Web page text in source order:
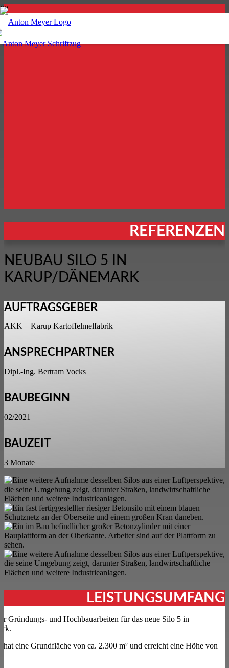
REFERENZEN
NEUBAU SILO 5 IN
KARUP/DÄNEMARK
AUFTRAGSGEBER
AKK – Karup Kartoffelmelfabrik
ANSPRECHPARTNER
Dipl.-Ing. Bertram Vocks
BAUBEGINN
02/2021
BAUZEIT
3 Monate
LEISTUNGSUMFANG
Gründungs- und Hochbauarbeiten für das neue Silo 5 in
eine Grundfläche von ca. 2.300 m² und erreicht eine Höhe von